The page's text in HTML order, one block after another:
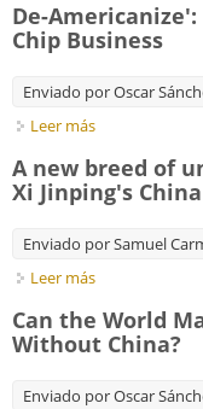
De-
Chip Business
Enviado porOscar
Leer más
A new breed of
Xi Jinping's China
Enviado porSamuel
Leer más
Can the World
Without China?
Enviado porOscar